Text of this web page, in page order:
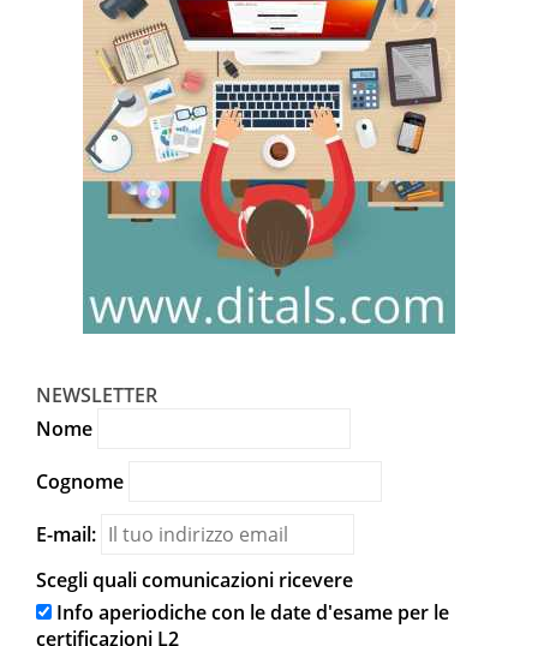
NEWSLETTER
Nome
Cognome
E-mail:
Scegli quali comunicazioni ricevere
Info aperiodiche con le date d'esame per le
certificazioni L2